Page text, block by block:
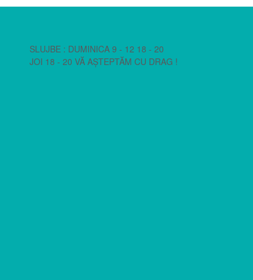
SLUJBE : DUMINICA 9 - 12 18 - 20
JOI 18 - 20 VĂ AȘTEPTĂM CU DRAG !